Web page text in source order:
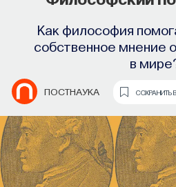
Как философия
собственное мнение
в
ПОСТНАУКА СОХРАНИТЬ